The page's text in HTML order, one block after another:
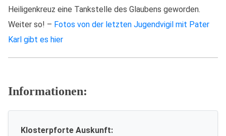
Heiligenkreuz eine Tankstelle des Glaubens geworden.
Weiter so! – Fotos von der letzten Jugendvigil mit Pater
Karl gibt es hier
Informationen:
Klosterpforte Auskunft: